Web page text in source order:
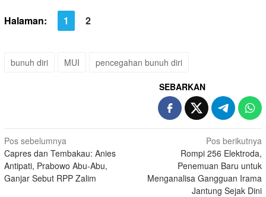
Halaman: 1 2
bunuh diri MUI pencegahan bunuh diri
SEBARKAN
Navigasi
pos
Pos sebelumnya
Capres dan Tembakau: Anies
Antipati, Prabowo Abu-Abu,
Ganjar Sebut RPP Zalim
Pos berikutnya
Rompi 256 Elektroda,
Penemuan Baru untuk
Menganalisa Gangguan Irama
Jantung Sejak Dini